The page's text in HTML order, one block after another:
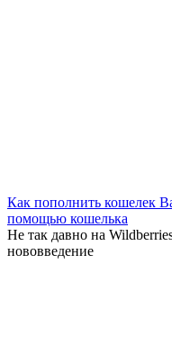
Как пополнить кошелек
помощью кошелька
Не так давно на
нововведение